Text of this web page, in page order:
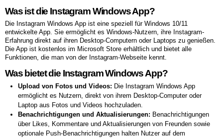
Was ist die Instagram Windows App?
Die Instagram Windows App ist eine speziell für Windows 10/11
entwickelte App. Sie ermöglicht es Windows-Nutzern, ihre Instagram-
Erfahrung direkt auf ihren Desktop-Computern oder Laptops zu genießen.
Die App ist kostenlos im Microsoft Store erhältlich und bietet alle
Funktionen, die man von der Instagram-Webseite kennt.
Was bietet die Instagram Windows App?
Upload von Fotos und Videos: Die Instagram Windows App
ermöglicht es Nutzern, direkt von ihrem Desktop-Computer oder
Laptop aus Fotos und Videos hochzuladen.
Benachrichtigungen und Aktualisierungen: Benachrichtigungen
über Likes, Kommentare und Aktualisierungen von Freunden sowie
optionale Push-Benachrichtigungen halten Nutzer auf dem